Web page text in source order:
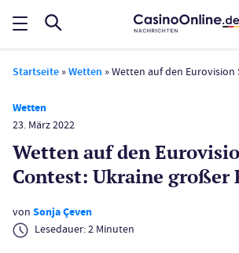
Startseite »Wetten »Wetten auf den Eurovision Song
Wetten
23. März 2022
Wetten auf den
Contest: Ukraine großer
von Sonja Çeven
Lesedauer:2 Minuten